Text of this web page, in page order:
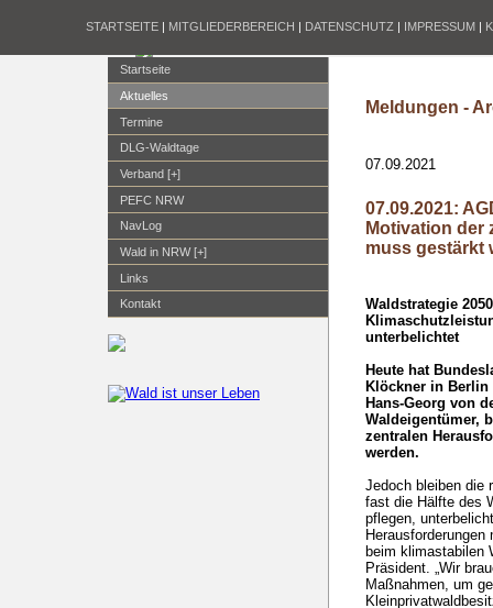
STARTSEITE | MITGLIEDERBEREICH | DATENSCHUTZ | IMPRESSUM |
Startseite
Aktuelles
Termine
DLG-Waldtage
Verband [+]
PEFC NRW
NavLog
Wald in NRW [+]
Links
Kontakt
Meldungen -
07.09.2021
07.09.2021:
Motivation der
muss gestärkt
Waldstrategie
unterbelichtet
Heute hat
Klöckner in Berlin
Hans-Georg von
Waldeigentümer,
zentralen
werden.
Jedoch bleiben die
fast die Hälfte des
pflegen,
beim klimastabilen
Präsident. „Wir
Maßnahmen, um